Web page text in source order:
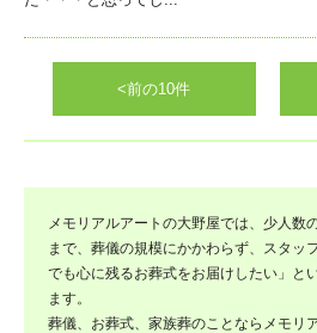
<前の10件
メモリアルアートの大野屋では、少人数
まで、葬儀の規模にかかわらず、スタッ
でも心に残るお葬式をお届けしたい」と
ます。
葬儀、お葬式、家族葬のことならメモリ